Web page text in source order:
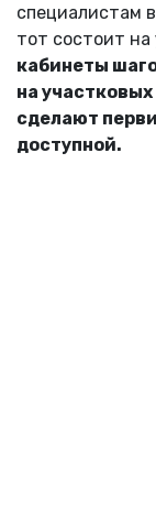
специалистам
тот состоит на
кабинеты
на
сделают
доступной.